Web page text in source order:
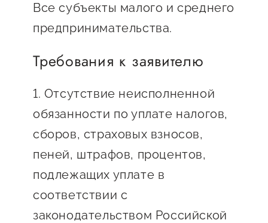
Поддержка креативного и
инновационно-
предпринимательства
Поддержка социальных
предпринимателей
Поддержка экспортеров
Финансовая поддержка
Меры поддержки в условиях
внешнего санкционного
давления
Все субъекты малого и среднего
предпринимательства.
Требования к заявителю
1. Отсутствие неисполненной
обязанности по уплате налогов,
сборов, страховых взносов,
пеней, штрафов, процентов,
подлежащих уплате в
соответствии с
законодательством Российской